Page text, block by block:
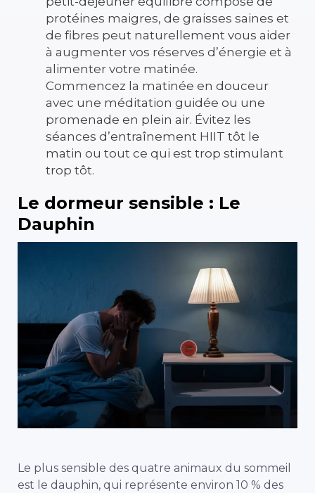
protéines maigres, de graisses saines et
de fibres peut naturellement vous aider
à augmenter vos réserves d’énergie et à
alimenter votre matinée.
Commencez la matinée en douceur
avec une méditation guidée ou une
promenade en plein air. Évitez les
séances d’entraînement HIIT tôt le
matin ou tout ce qui est trop stimulant
trop tôt.
Le dormeur sensible : Le
Dauphin
Le plus sensible des quatre animaux du sommeil
est le dauphin, qui représente environ 10 % des